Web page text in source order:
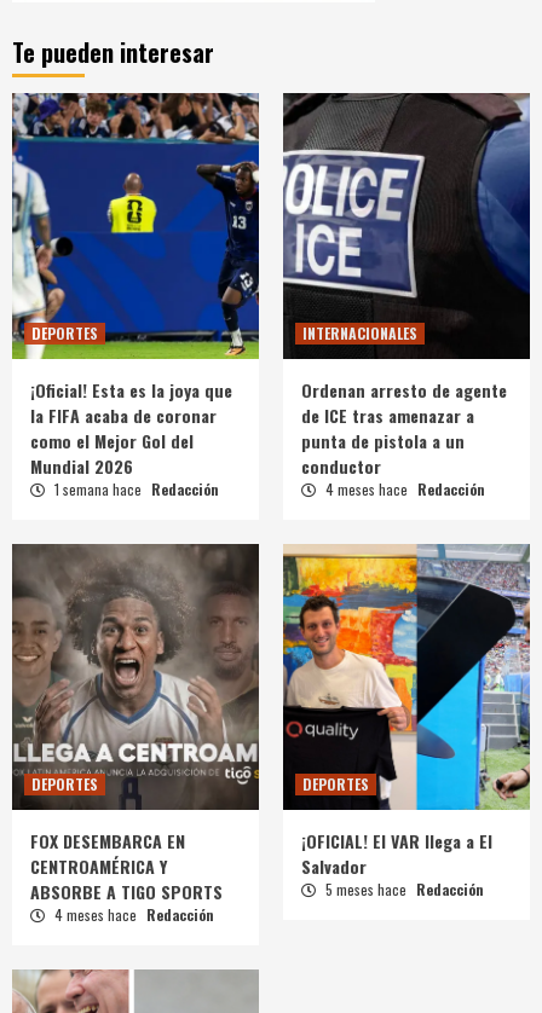
Te pueden interesar
DEPORTES
¡Oficial! Esta es la joya que
la FIFA acaba de coronar
como el Mejor Gol del
Mundial 2026
1 semana hace Redacción
INTERNACIONALES
Ordenan arresto de agente
de ICE tras amenazar a
punta de pistola a un
conductor
4 meses hace Redacción
DEPORTES
FOX DESEMBARCA EN
CENTROAMÉRICA Y
ABSORBE A TIGO SPORTS
4 meses hace Redacción
DEPORTES
¡OFICIAL! El VAR llega a El
Salvador
5 meses hace Redacción